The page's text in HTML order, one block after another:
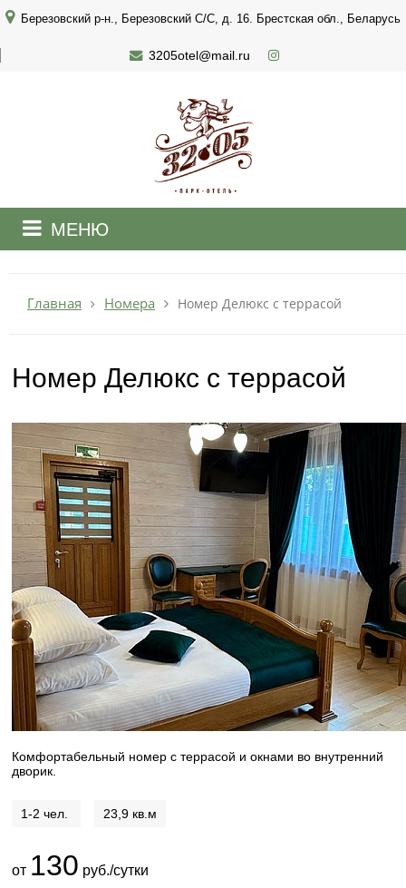
Березовский р-н., Березовский С/С, д. 16. Брестская обл., Беларусь
3205otel@mail.ru
Заказать звонок
ЗАБРОНИРОВАТЬ
МЕНЮ
Главная Номера Номер Делюкс с террасой
Номер Делюкс с террасой
Комфортабельный номер с террасой и окнами во внутренний
дворик.
1-2 чел. 23,9 кв.м
от 130 руб./сутки